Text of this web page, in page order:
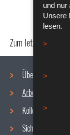
und nur
Unsere
lesen.
Zum letzten Mal
Über uns
Arbeitsbedingungen
Kollektive
Sicherheit/